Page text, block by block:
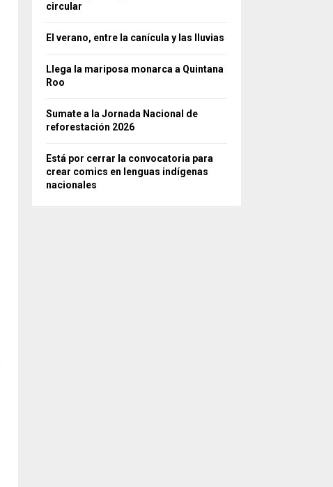
circular
El verano, entre la canícula y las lluvias
Llega la mariposa monarca a Quintana
Roo
Sumate a la Jornada Nacional de
reforestación 2026
Está por cerrar la convocatoria para
crear comics en lenguas indígenas
nacionales